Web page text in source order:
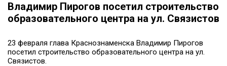
Владимир Пирогов посетил строительство
образовательного центра на ул. Связистов
23 февраля глава Краснознаменска Владимир Пирогов
посетил строительство образовательного центра на ул.
Связистов.